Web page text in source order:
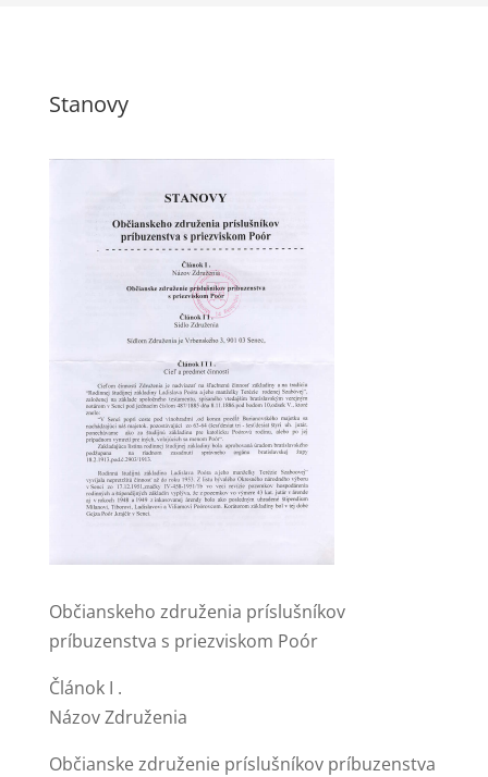
Stanovy
Občianskeho združenia príslušníkov
príbuzenstva s priezviskom Poór
Článok I .
Názov Združenia
Občianske združenie príslušníkov príbuzenstva